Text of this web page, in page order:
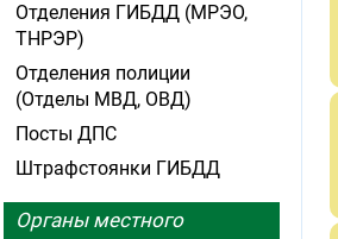
Отделения ГИБДД (МРЭО,
ТНРЭР)
Отделения полиции
(Отделы МВД, ОВД)
Посты ДПС
Штрафстоянки ГИБДД
Органы местного